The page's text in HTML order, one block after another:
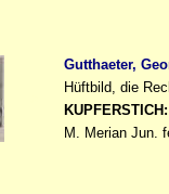
Gutthaeter,
Hüftbild, die
KUPFERSTICH:
M. Merian Jun.